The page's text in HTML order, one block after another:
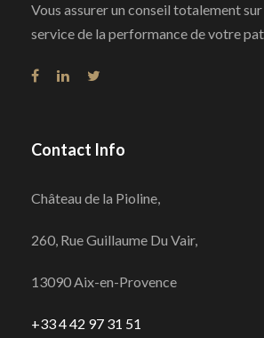
Vous assurer un conseil totalement sur
service de la performance de votre
Contact Info
Château de la Pioline,
260, Rue Guillaume Du Vair,
13090 Aix-en-Provence
+33 4 42 97 31 51